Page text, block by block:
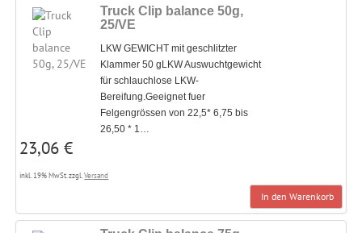
Truck Clip balance 50g,
25/VE
LKW GEWICHT mit geschlitzter
Klammer 50 gLKW Auswuchtgewicht
für schlauchlose LKW-
Bereifung.Geeignet fuer
Felgengrössen von 22,5* 6,75 bis
26,50 * 1…
23,06 €
inkl. 19% MwSt. zzgl.Versand
In den Warenkorb